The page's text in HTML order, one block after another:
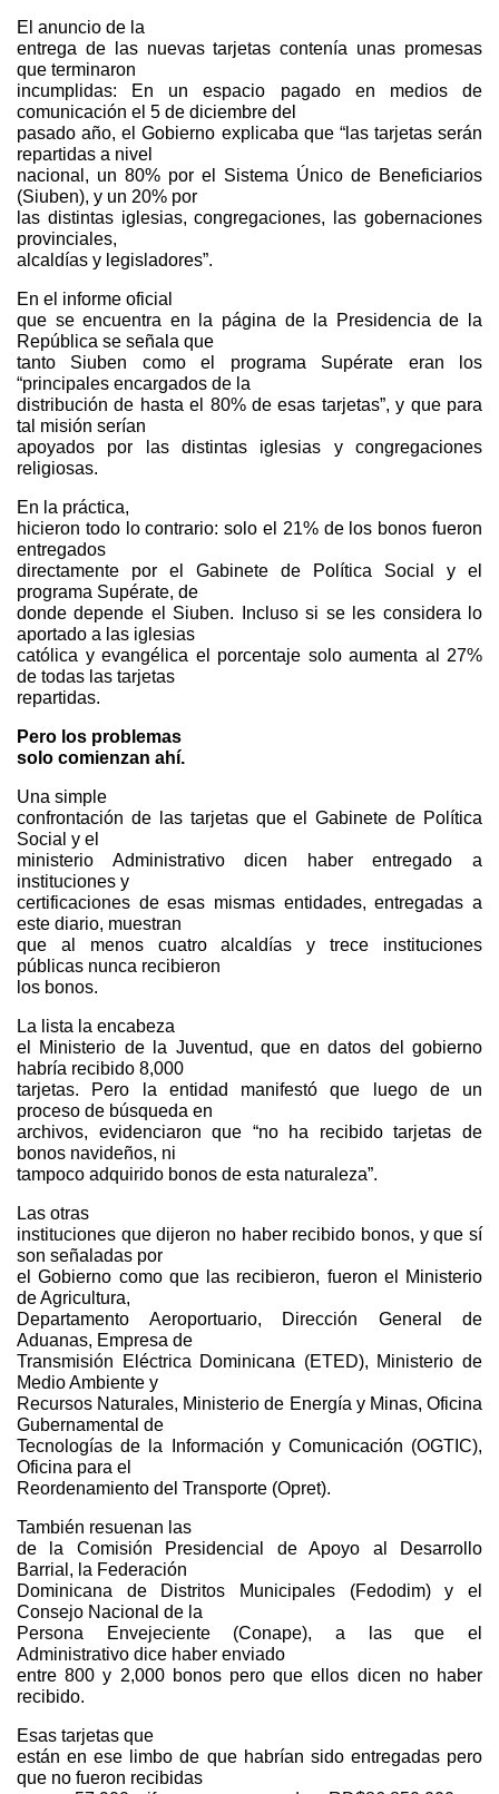
El anuncio de la
entrega de las nuevas tarjetas contenía unas promesas
que terminaron
incumplidas: En un espacio pagado en medios de
comunicación el 5 de diciembre del
pasado año, el Gobierno explicaba que “las tarjetas serán
repartidas a nivel
nacional, un 80% por el Sistema Único de Beneficiarios
(Siuben), y un 20% por
las distintas iglesias, congregaciones, las gobernaciones
provinciales,
alcaldías y legisladores”.
En el informe oficial
que se encuentra en la página de la Presidencia de la
República se señala que
tanto Siuben como el programa Supérate eran los
“principales encargados de la
distribución de hasta el 80% de esas tarjetas”, y que para
tal misión serían
apoyados por las distintas iglesias y congregaciones
religiosas.
En la práctica,
hicieron todo lo contrario: solo el 21% de los bonos fueron
entregados
directamente por el Gabinete de Política Social y el
programa Supérate, de
donde depende el Siuben. Incluso si se les considera lo
aportado a las iglesias
católica y evangélica el porcentaje solo aumenta al 27%
de todas las tarjetas
repartidas.
Pero los problemas
solo comienzan ahí.
Una simple
confrontación de las tarjetas que el Gabinete de Política
Social y el
ministerio Administrativo dicen haber entregado a
instituciones y
certificaciones de esas mismas entidades, entregadas a
este diario, muestran
que al menos cuatro alcaldías y trece instituciones
públicas nunca recibieron
los bonos.
La lista la encabeza
el Ministerio de la Juventud, que en datos del gobierno
habría recibido 8,000
tarjetas. Pero la entidad manifestó que luego de un
proceso de búsqueda en
archivos, evidenciaron que “no ha recibido tarjetas de
bonos navideños, ni
tampoco adquirido bonos de esta naturaleza”.
Las otras
instituciones que dijeron no haber recibido bonos, y que sí
son señaladas por
el Gobierno como que las recibieron, fueron el Ministerio
de Agricultura,
Departamento Aeroportuario, Dirección General de
Aduanas, Empresa de
Transmisión Eléctrica Dominicana (ETED), Ministerio de
Medio Ambiente y
Recursos Naturales, Ministerio de Energía y Minas, Oficina
Gubernamental de
Tecnologías de la Información y Comunicación (OGTIC),
Oficina para el
Reordenamiento del Transporte (Opret).
También resuenan las
de la Comisión Presidencial de Apoyo al Desarrollo
Barrial, la Federación
Dominicana de Distritos Municipales (Fedodim) y el
Consejo Nacional de la
Persona Envejeciente (Conape), a las que el
Administrativo dice haber enviado
entre 800 y 2,000 bonos pero que ellos dicen no haber
recibido.
Esas tarjetas que
están en ese limbo de que habrían sido entregadas pero
que no fueron recibidas